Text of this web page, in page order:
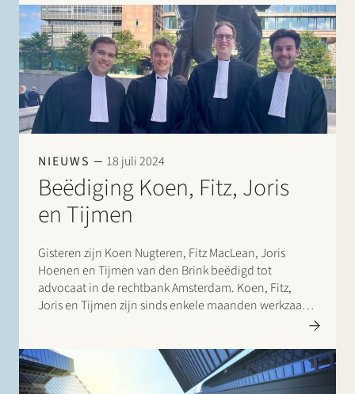
praktijk zijn we…
NIEUWS 18 juli 2024
Beëdiging Koen, Fitz, Joris
en Tijmen
Gisteren zijn Koen Nugteren, Fitz MacLean, Joris
Hoenen en Tijmen van den Brink beëdigd tot
advocaat in de rechtbank Amsterdam. Koen, Fitz,
Joris en Tijmen zijn sinds enkele maanden werkzaam